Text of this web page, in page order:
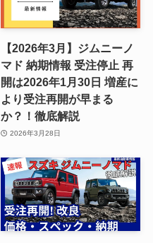
【2026年3月】ジムニーノ
マド 納期情報 受注停止 再
開は2026年1月30日 増産に
より受注再開が早まる
か？！徹底解説
2026年3月28日